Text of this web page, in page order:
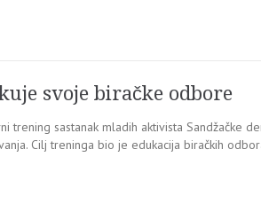
svoje biračke odbore
trening sastanak mladih aktivista Sandžačke
Cilj treninga bio je edukacija biračkih